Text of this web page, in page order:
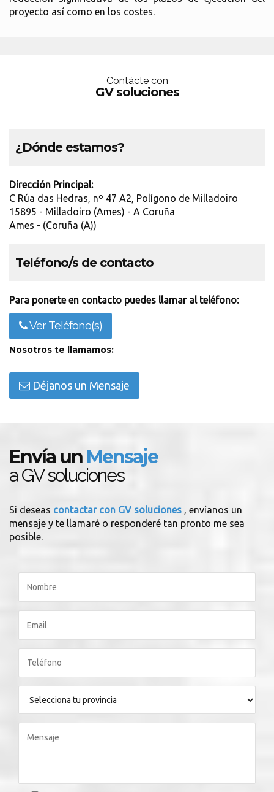
proyecto así como en los costes.
Contácte con
GV soluciones
¿Dónde estamos?
Dirección Principal:
C Rúa das Hedras, nº 47 A2, Polígono de Milladoiro
15895 - Milladoiro (Ames) - A Coruña
Ames - (Coruña (A))
Teléfono/s de contacto
Para ponerte en contacto puedes llamar al teléfono:
Ver Teléfono(s)
Nosotros te llamamos:
Déjanos un Mensaje
Envía un Mensaje
a GV soluciones
Si deseas contactar con GV soluciones , envíanos un
mensaje y te llamaré o responderé tan pronto me sea
posible.